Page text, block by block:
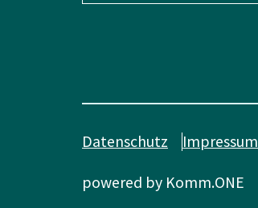
Datenschutz Impressum
powered by Komm.ONE